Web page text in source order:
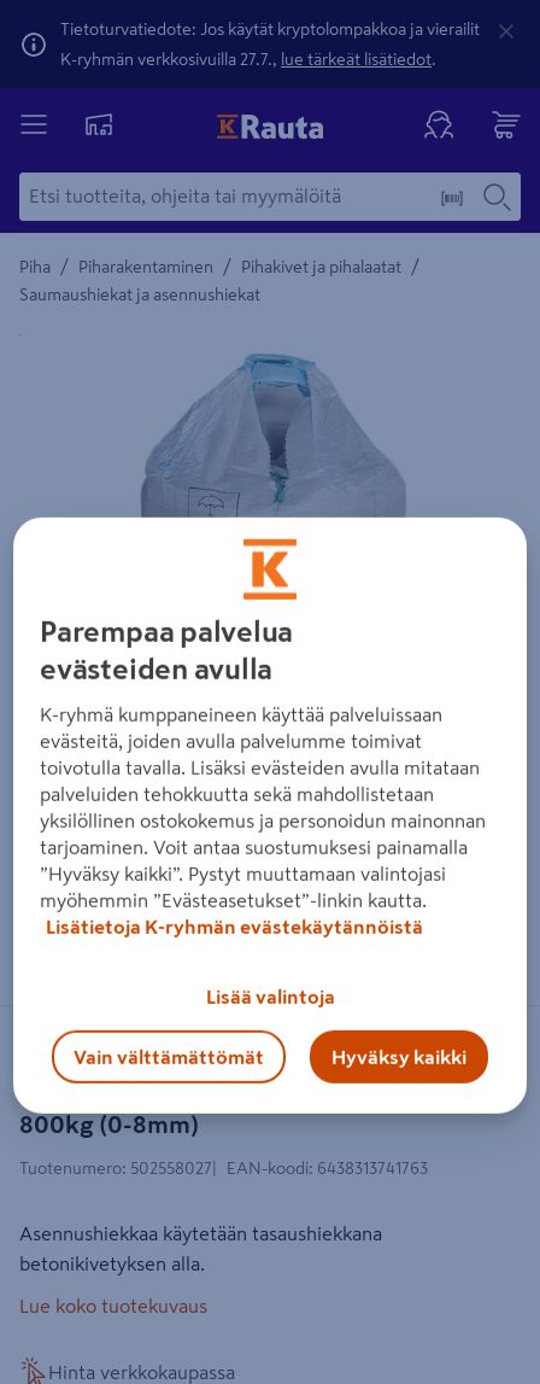
Tietoturvatiedote: Jos käytät kryptolompakkoa ja vierailit
K-ryhmän verkkosivuilla 27.7., lue tärkeät lisätiedot.
Piha / Piharakentaminen / Pihakivet ja pihalaatat /
Saumaushiekat ja asennushiekat
Yksityiskohtainen kuvaus löytyy Tuotteen kuvaus -
Zoomaa kuvaa sormilla kosketusnäytöllä
800kg (0-8mm)
LAKKA
Tuotenumero: 502558027 EAN-koodi: 6438313741763
Asennushiekkaa käytetään tasaushiekkana
betonikivetyksen alla.
Lue koko tuotekuvaus
Hinta verkkokaupassa
Parempaa palvelua
evästeiden avulla
K-ryhmä kumppaneineen käyttää palveluissaan
evästeitä, joiden avulla palvelumme toimivat
toivotulla tavalla. Lisäksi evästeiden avulla mitataan
palveluiden tehokkuutta sekä mahdollistetaan
yksilöllinen ostokokemus ja personoidun mainonnan
tarjoaminen. Voit antaa suostumuksesi painamalla
”Hyväksy kaikki”. Pystyt muuttamaan valintojasi
myöhemmin ”Evästeasetukset”-linkin kautta.
Lisätietoja K-ryhmän evästekäytännöistä
Lisää valintoja
Vain välttämättömät Hyväksy kaikki